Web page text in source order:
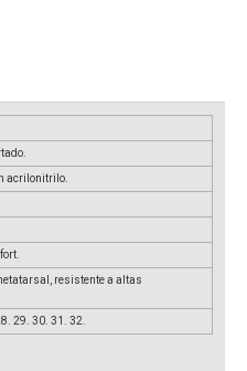
acrilonitrilo.
resistente a altas
29. 30. 31. 32.